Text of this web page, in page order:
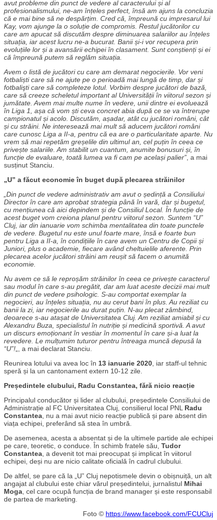
avut probleme din punct de vedere al caracterului și al
profesionalismului, ne-am înțeles perfect, însă am ajuns la concluzia
că e mai bine să ne despărțim. Cred că, împreună cu impresarul lui
Kay, vom ajunge la o soluție de compromis. Restul jucătorilor cu
care am apucat să discutăm despre diminuarea salariilor au înțeles
situația, iar acest lucru ne-a bucurat. Banii și-i vor recupera prin
evoluțiile lor și a avansării echipei în clasament. Sunt conștienți și ei
că împreună putem să reglăm situația.
Avem o listă de jucători cu care am demarat negocierile. Vor veni
fotbaliști care să ne ajute pe o perioadă mai lungă de timp, dar și
fotbalişti care să completeze lotul. Vorbim despre jucători de bază,
care să creeze scheletul important al Universității în viitorul sezon și
jumătate. Avem mai multe nume în vedere, unii dintre ei evoluează
în Liga 1, așa că vom ști ceva concret abia după ce se va întrerupe
campionatul și acolo. Discutăm, așadar, atât cu jucători români, cât
și cu străini. Ne interesează mai mult să aducem jucători români
care cunosc Liga a II-a, pentru că ea are o particularitate aparte. Nu
vrem să mai repetăm greșelile din ultimul an, cel puțin în ceea ce
privește salariile. Am stabilit un cuantum, anumite bonusuri și, în
funcție de evaluare, toată lumea va fi cam pe același palier” , a mai
susținut Stanciu.
„U” a făcut economie în buget după plecarea străinilor
„Din punct de vedere administrativ am avut o ședință a Consiliului
Director în care am aprobat strategia până în vară, dar și bugetul,
cu mențiunea că aici depindem și de Consiliul Local. În funcție de
acest buget vom creiona planul pentru viitorul sezon. Suntem “U”
Cluj, iar din ianuarie vom schimba mentalitatea din toate punctele
de vedere. Bugetul nu este unul foarte mare, însă e foarte bun
pentru Liga a II-a, în condițiile în care avem un Centru de Copii și
Juniori, plus o academie, fiecare având cheltuielile aferente. Prin
plecarea acelor jucători străini am reușit să facem o anumită
economie.
Nu avem ce să le reproșăm străinilor în ceea ce privește caracterul
sau modul în care s-au pregătit, dar am luat aceste decizii mai mult
din punct de vedere psihologic. S-au comportat exemplar la
negocieri, au înțeles situația, nu au cerut bani în plus. Au reziliat cu
banii la zi, iar negocierile au durat puțin. N-au plecat zâmbind,
deoarece s-au atașat de Universitatea Cluj. Am reziliat amiabil și cu
Alexandru Buza, specialistul în nutriție și medicină sportivă. A avut
un discurs emoționant în vestiar în momentul în care și-a luat la
revedere. Le mulțumim tuturor pentru întreaga muncă depusă la
“U”! „, a mai declarat Stanciu.
Reunirea lotului va avea loc în 13 ianuarie 2020 , iar staff-ul tehnic
speră și la un cantonament extern 10-12 zile.
Președintele clubului, Radu Constantea, fără nicio reacție
Principalul conducător și lider al clubului, președintele Consiliului de
Administrație al FC Universitatea Cluj, consilierul local PNL Radu
Constantea , nu a mai avut nicio reacție publică și pare absent din
viața echipei, preferând să stea în umbră.
De asemenea, acesta a absentat și de la ultimele partide ale echipei
pe care, teoretic, o conduce. În schimb fratele său, Tudor
Constantea , a devenit tot mai preocupat și implicat în viitorul
echipei, deși nu are nicio calitate oficială în cadrul clubului.
De altfel, se pare că la „U” Cluj nepotismele devin o obișnuiță, un alt
angajat al clubului este chiar vărul președintelui, jurnalistul Mihai
Moga , cel care ocupă funcția de brand manager și este responsabil
de partea de marketing.
Foto © https://www.facebook.com/FCUCluj